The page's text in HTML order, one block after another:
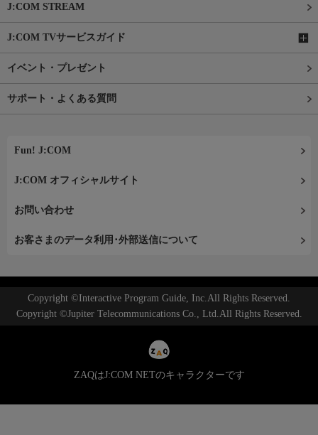
J:COM STREAM
J:COM TVサービスガイド
イベント・プレゼント
サポート・よくある質問
Fun! J:COM
J:COM オフィシャルサイト
お問い合わせ
お客さまのデータ利用･外部送信について
Copyright ©Interactive Program Guide, Inc.All Rights Reserved.
Copyright ©Jupiter Telecommunications Co., Ltd.All Rights Reserved.
ZAQはJ:COM NETのキャラクターです